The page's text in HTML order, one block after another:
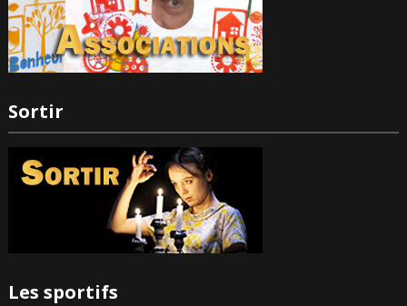
Sortir
Les sportifs